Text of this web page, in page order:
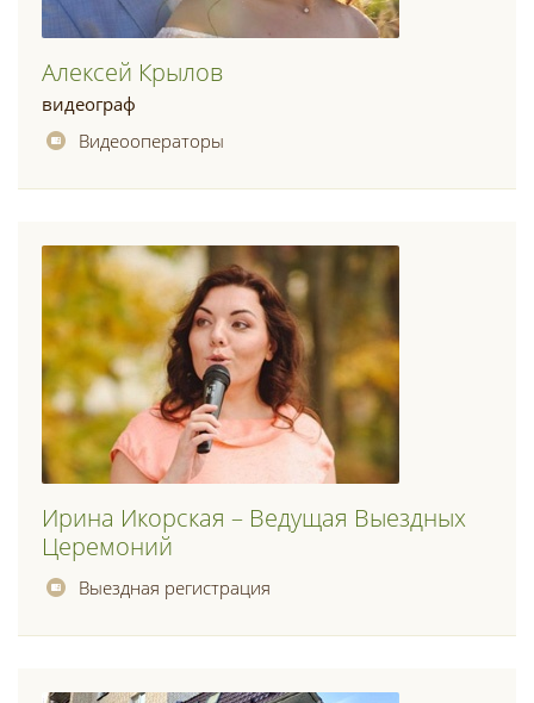
Алексей Крылов
видеограф
Видеооператоры
Ирина Икорская – Ведущая Выездных
Церемоний
Выездная регистрация